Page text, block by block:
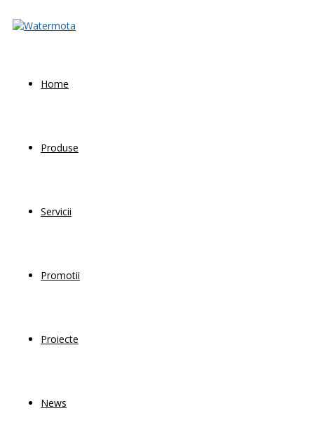
Home
Produse
Servicii
Promotii
Proiecte
News